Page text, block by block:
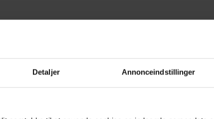
Detaljer Annonceindstillinger